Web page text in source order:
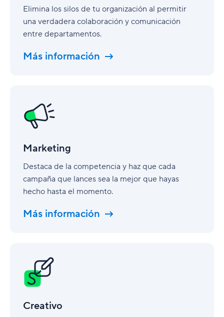
Elimina los silos de tu organización al permitir
una verdadera colaboración y comunicación
entre departamentos.
Más información
Marketing
Destaca de la competencia y haz que cada
campaña que lances sea la mejor que hayas
hecho hasta el momento.
Más información
Creativo